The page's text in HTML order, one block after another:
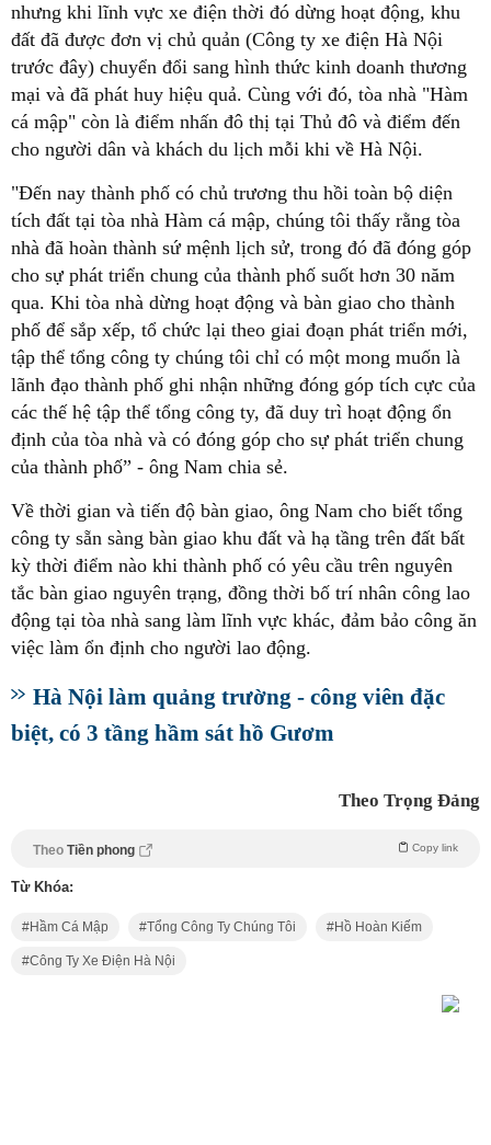
nhưng khi lĩnh vực xe điện thời đó dừng hoạt động, khu
đất đã được đơn vị chủ quản (Công ty xe điện Hà Nội
trước đây) chuyển đổi sang hình thức kinh doanh thương
mại và đã phát huy hiệu quả. Cùng với đó, tòa nhà "Hàm
cá mập" còn là điểm nhấn đô thị tại Thủ đô và điểm đến
cho người dân và khách du lịch mỗi khi về Hà Nội.
"Đến nay thành phố có chủ trương thu hồi toàn bộ diện
tích đất tại tòa nhà Hàm cá mập, chúng tôi thấy rằng tòa
nhà đã hoàn thành sứ mệnh lịch sử, trong đó đã đóng góp
cho sự phát triển chung của thành phố suốt hơn 30 năm
qua. Khi tòa nhà dừng hoạt động và bàn giao cho thành
phố để sắp xếp, tổ chức lại theo giai đoạn phát triển mới,
tập thể tổng công ty chúng tôi chỉ có một mong muốn là
lãnh đạo thành phố ghi nhận những đóng góp tích cực của
các thế hệ tập thể tổng công ty, đã duy trì hoạt động ổn
định của tòa nhà và có đóng góp cho sự phát triển chung
của thành phố” - ông Nam chia sẻ.
Về thời gian và tiến độ bàn giao, ông Nam cho biết tổng
công ty sẵn sàng bàn giao khu đất và hạ tầng trên đất bất
kỳ thời điểm nào khi thành phố có yêu cầu trên nguyên
tắc bàn giao nguyên trạng, đồng thời bố trí nhân công lao
động tại tòa nhà sang làm lĩnh vực khác, đảm bảo công ăn
việc làm ổn định cho người lao động.
Hà Nội làm quảng trường - công viên đặc
biệt, có 3 tầng hầm sát hồ Gươm
Theo Trọng Đảng
Theo Tiền phong Copy link
Từ Khóa:
Hầm Cá Mập Tổng Công Ty Chúng Tôi Hồ Hoàn Kiếm
Công Ty Xe Điện Hà Nội